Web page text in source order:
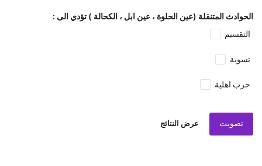
الحوادث المتنقلة (عين الحلوة ، عين ابل ، الكحالة ) تؤدي الى :
التقسيم
تسوية
حرب اهلية
تصويت عرض النتائج